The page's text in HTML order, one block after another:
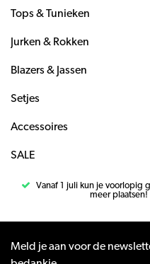
Tops & Tunieken
Jurken & Rokken
Blazers & Jassen
Setjes
Accessoires
SALE
Vanaf 1 juli kun je voorlopig
meer plaatsen!
Meld je aan voor de